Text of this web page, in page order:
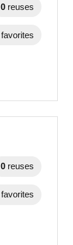
0 reuses
favorites
0 reuses
favorites